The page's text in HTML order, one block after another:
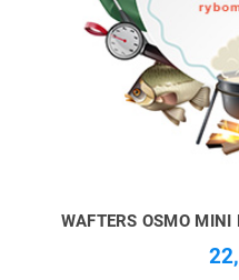
WAFTERS OSMO